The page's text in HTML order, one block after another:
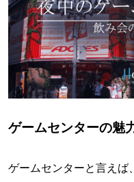
ゲームセンターの魅
ゲームセンターと言えば